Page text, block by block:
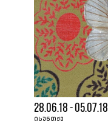
28.06.18 - 05.07.18
ᲘᲡᲣᲜᲗᲥᲔ